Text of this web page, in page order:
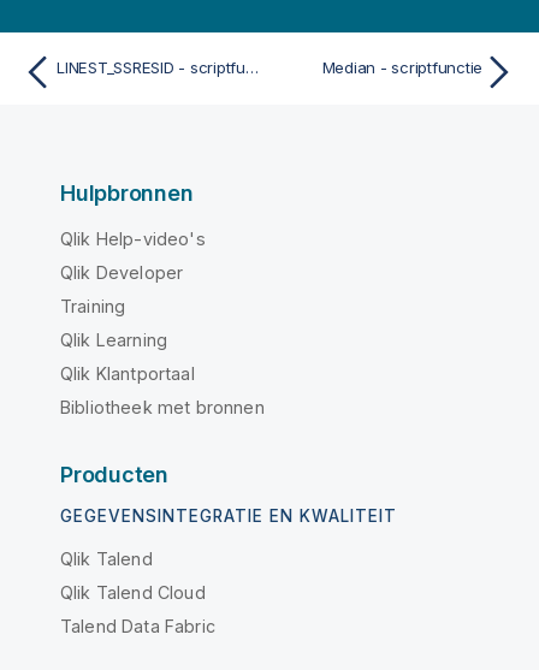
LINEST_SSRESID - scriptfunctie Median - scriptfunctie
Hulpbronnen
Qlik Help-video's
Qlik Developer
Training
Qlik Learning
Qlik Klantportaal
Bibliotheek met bronnen
Producten
GEGEVENSINTEGRATIE EN KWALITEIT
Qlik Talend
Qlik Talend Cloud
Talend Data Fabric